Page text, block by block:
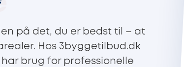
på det, du er bedst til – at
Hos 3byggetilbud.dk
brug for professionelle